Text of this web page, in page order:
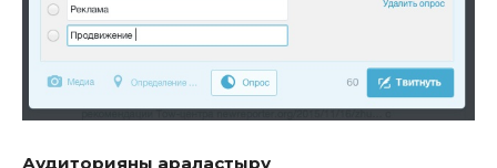
Аудиторияны араластыру